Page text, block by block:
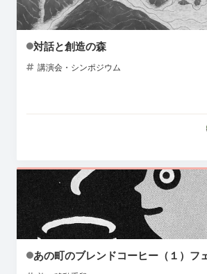
対話と創造の森
講演会・シンポジウム
あの町のブレンドコーヒー（１）フ